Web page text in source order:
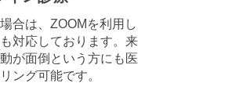
合は、ZOOMを利用し
対応しております。来
が面倒という方にも医
ング可能です。